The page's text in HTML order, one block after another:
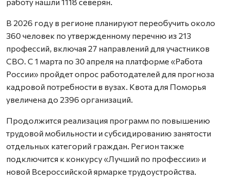
В 2026 году в регионе планируют переобучить около
360 человек по утвержденному перечню из 213
профессий, включая 27 направлений для участников
СВО. С 1 марта по 30 апреля на платформе «Работа
России» пройдет опрос работодателей для прогноза
кадровой потребности в вузах. Квота для Поморья
увеличена до 2396 организаций.
Продолжится реализация программ по повышению
трудовой мобильности и субсидированию занятости
отдельных категорий граждан. Регион также
подключится к конкурсу «Лучший по профессии» и
новой Всероссийской ярмарке трудоустройства.